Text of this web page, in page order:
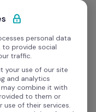
Grátis
personal data
provide social
traffic.
your use of our site
and analytics
combine it with
to them or
of their services.